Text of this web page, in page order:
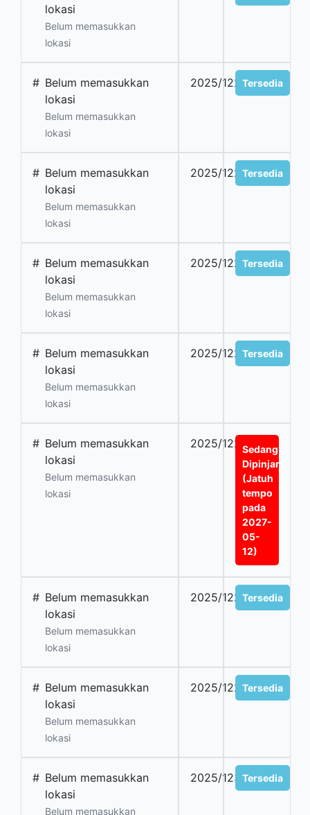
lokasi
Belum memasukkan
lokasi
# Belum memasukkan
lokasi
Belum memasukkan
lokasi
2025/1223Tersedia
# Belum memasukkan
lokasi
Belum memasukkan
lokasi
2025/1224Tersedia
# Belum memasukkan
lokasi
Belum memasukkan
lokasi
2025/1225Tersedia
# Belum memasukkan
lokasi
Belum memasukkan
lokasi
2025/1226Tersedia
# Belum memasukkan
lokasi
Belum memasukkan
lokasi
2025/1227Sedang
Dipinjam
(Jatuh
tempo
pada
2027-
05-
12)
# Belum memasukkan
lokasi
Belum memasukkan
lokasi
2025/1228Tersedia
# Belum memasukkan
lokasi
Belum memasukkan
lokasi
2025/1229Tersedia
# Belum memasukkan
lokasi
Belum memasukkan
2025/1230Tersedia